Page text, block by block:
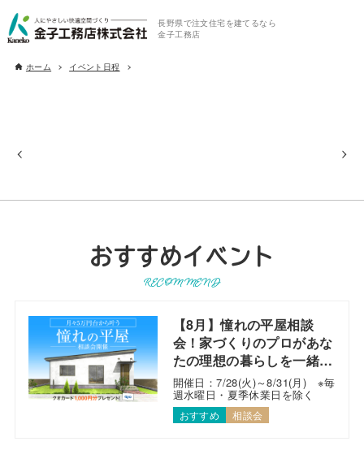
長野県で注文住宅を建てるなら
金子工務店
ホーム イベント日程
おすすめイベント
RECOMMEND
【8月】憧れの平屋相談
会！家づくりのプロがあな
たの理想の暮らしを一緒に
考えます！
開催日：7/28(火)～8/31(月) ※毎
週水曜日・夏季休業日を除く
おすすめ 相談会